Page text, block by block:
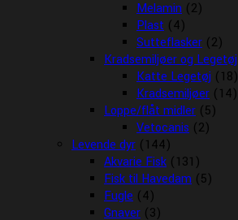
Melamin (2)
Plast (4)
Sutteflasker (2)
Kradsemiljøer og Legetøj
Katte Legetøj (18)
Kradsemiljøer (14)
Loppe/flåt midler (5)
Vetocanis (2)
Levende dyr (144)
Akvarie Fisk (131)
Fisk til Havedam (5)
Fugle (4)
Gnaver (3)